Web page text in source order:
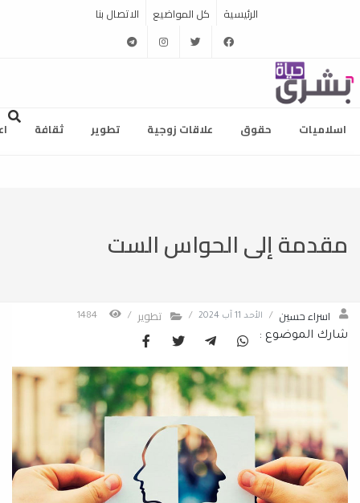
الرئيسية كل المواضيع الاتصال بنا
facebook
twitter
instagram
telegram
اسلاميات حقوق علاقات زوجية تطوير ثقافة
مقدمة إلى الحواس الست
اسراء حسين / الأحد 11 آب 2024 / تطوير /
شارك الموضوع :